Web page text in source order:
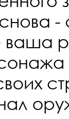
-
ваша